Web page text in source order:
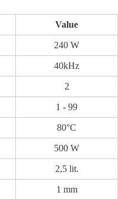
Value
240 W
40kHz
2
1 - 99
80°C
500 W
2,5 lit.
1 mm